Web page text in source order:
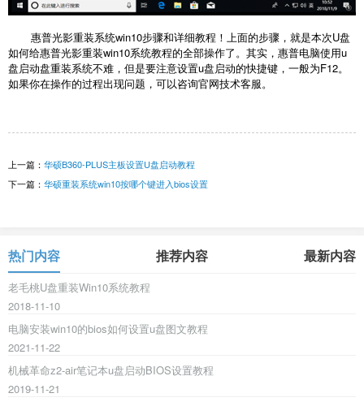
惠普光影重装系统win10步骤和详细教程！上面的步骤，就是本次U盘
如何给惠普光影重装win10系统教程的全部操作了。其实，惠普电脑使用u
盘启动盘重装系统不难，但是要注意设置u盘启动的快捷键，一般为F12。
如果你在操作的过程出现问题，可以咨询官网技术客服。
上一篇： 华硕B360-PLUS主板设置U盘启动教程
下一篇： 华硕重装系统win10按哪个键进入bios设置
热门内容 推荐内容 最新内容
老毛桃U盘重装Win10系统教程
2018-11-10
电脑安装win10的bios如何设置u盘图文教程
2021-11-22
机械革命z2-air笔记本u盘启动BIOS设置教程
2019-11-21